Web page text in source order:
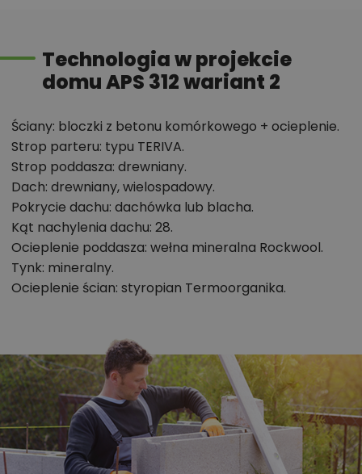
Technologia w projekcie
domu APS 312 wariant 2
Ściany: bloczki z betonu komórkowego + ocieplenie.
Strop parteru: typu TERIVA.
Strop poddasza: drewniany.
Dach: drewniany, wielospadowy.
Pokrycie dachu: dachówka lub blacha.
Kąt nachylenia dachu: 28.
Ocieplenie poddasza: wełna mineralna Rockwool.
Tynk: mineralny.
Ocieplenie ścian: styropian Termoorganika.